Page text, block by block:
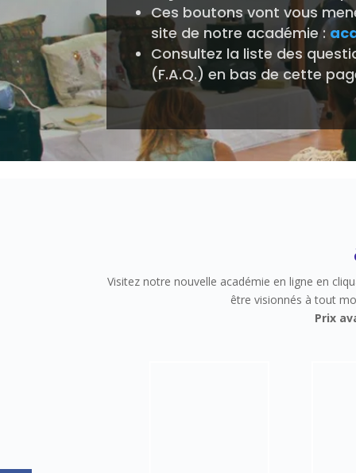
Ces boutons vont vous
site de notre académie :
Consultez la liste des
(F.A.Q.) en bas de cette
Visitez notre nouvelle académie en ligne en
être visionnés à tout
Prix